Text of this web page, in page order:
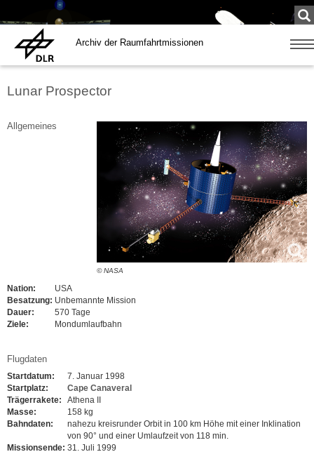
Archiv der Raumfahrtmissionen
Zeige
Lunar Prospector
© NASA
Allgemeines
Nation:
USA
Besatzung: Unbemannte Mission
Dauer:
570 Tage
Ziele:
Mondumlaufbahn
Flugdaten
Startdatum:
7. Januar 1998
Startplatz:
Cape Canaveral
Trägerrakete:
Athena II
Masse:
158 kg
Bahndaten:
nahezu kreisrunder Orbit in 100 km Höhe mit einer Inklination
von 90° und einer Umlaufzeit von 118 min.
Missionsende: 31. Juli 1999